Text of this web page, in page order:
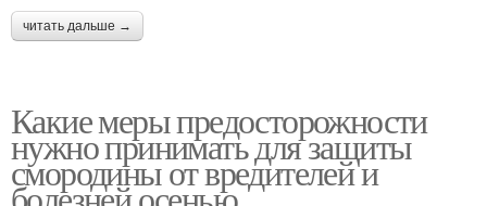
читать дальше →
Какие меры предосторожности
нужно принимать для защиты
смородины от вредителей и